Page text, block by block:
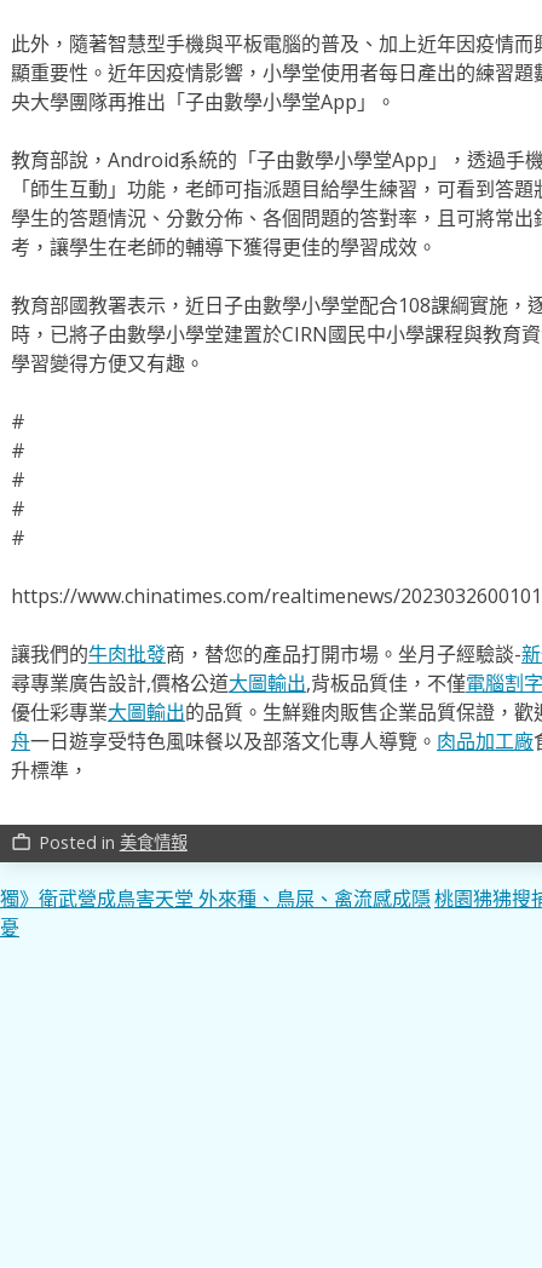
此外，隨著智慧型手機與平板電腦的普及、加上近年因疫情
顯重要性。近年因疫情影響，小學堂使用者每日產出的練習
央大學團隊再推出「子由數學小學堂App」。
教育部說，Android系統的「子由數學小學堂App」，透過手
「師生互動」功能，老師可指派題目給學生練習，可看到答
學生的答題情況、分數分佈、各個問題的答對率，且可將常
考，讓學生在老師的輔導下獲得更佳的學習成效。
教育部國教署表示，近日子由數學小學堂配合108課綱實施，
時，已將子由數學小學堂建置於CIRN國民中小學課程與教育
學習變得方便又有趣。
#
#
#
#
#
https://www.chinatimes.com/realtimenews/
讓我們的牛肉批發商，替您的產品打開市場。坐月子經驗談-
尋專業廣告設計,價格公道大圖輸出,背板品質佳，不僅電腦割字
優仕彩專業大圖輸出的品質。生鮮雞肉販售企業品質保證，歡
舟一日遊享受特色風味餐以及部落文化專人導覽。 肉品加工廠
升標準，
work_outline Posted in 美食情報
文
章
獨》衛武營成鳥害天堂 外來種、鳥屎、禽流感成隱
憂
桃園狒狒搜